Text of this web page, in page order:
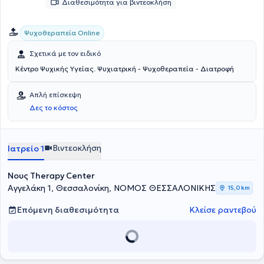
Διαθεσιμότητα για βιντεοκλήση
Ψυχοθεραπεία Online
Σχετικά με τον ειδικό
Κέντρο Ψυχικής Υγείας. Ψυχιατρική - Ψυχοθεραπεία - Διατροφή
Απλή επίσκεψη
Δες το κόστος
Ιατρείο 1 Βιντεοκλήση
Νους Therapy Center
Αγγελάκη 1, Θεσσαλονίκη, ΝΟΜΟΣ ΘΕΣΣΑΛΟΝΙΚΗΣ
15,0 km
Επόμενη διαθεσιμότητα Κλείσε ραντεβού